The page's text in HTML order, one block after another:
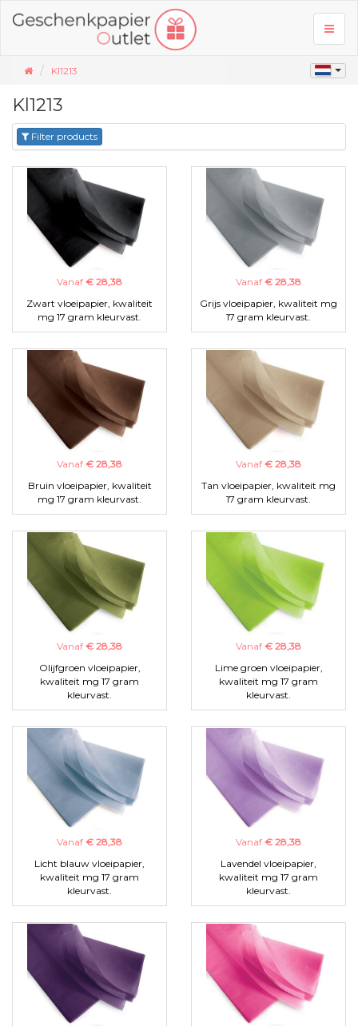
Kl1213
Kl1213
Filter products
Vanaf € 28,38
Zwart vloeipapier, kwaliteit
mg 17 gram kleurvast.
Vanaf € 28,38
Grijs vloeipapier, kwaliteit mg
17 gram kleurvast.
Vanaf € 28,38
Bruin vloeipapier, kwaliteit
mg 17 gram kleurvast.
Vanaf € 28,38
Tan vloeipapier, kwaliteit mg
17 gram kleurvast.
Vanaf € 28,38
Olijfgroen vloeipapier,
kwaliteit mg 17 gram
kleurvast.
Vanaf € 28,38
Lime groen vloeipapier,
kwaliteit mg 17 gram
kleurvast.
Vanaf € 28,38
Licht blauw vloeipapier,
kwaliteit mg 17 gram
kleurvast.
Vanaf € 28,38
Lavendel vloeipapier,
kwaliteit mg 17 gram
kleurvast.